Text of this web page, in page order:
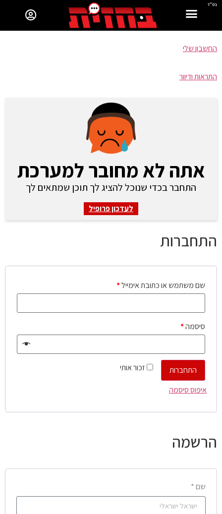
בס"ד
החשבון שלי
התראות ודיוור
אתה לא מחובר למערכת
התחבר בכדי שנוכל להציג לך תוכן שמתאים לך
לעדכון פרופיל
התחברות
שם משתמש או כתובת אימייל*
סיסמה*
זכור אותי
התחברות
איפוס סיסמה
הרשמה
שם *